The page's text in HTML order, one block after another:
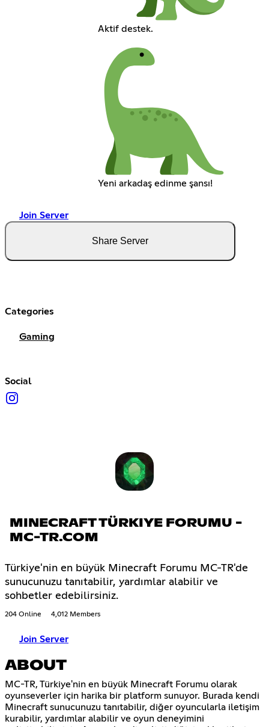
Aktif destek.
Yeni arkadaş edinme şansı!
Join Server
Share Server
Categories
Gaming
Social
MINECRAFT TÜRKIYE FORUMU -
MC-TR.COM
Türkiye'nin en büyük Minecraft Forumu MC-TR'de
sunucunuzu tanıtabilir, yardımlar alabilir ve
sohbetler edebilirsiniz.
204 Online 4,012 Members
Join Server
ABOUT
MC-TR, Türkiye'nin en büyük Minecraft Forumu olarak
oyunseverler için harika bir platform sunuyor. Burada kendi
Minecraft sunucunuzu tanıtabilir, diğer oyuncularla iletişim
kurabilir, yardımlar alabilir ve oyun deneyimini